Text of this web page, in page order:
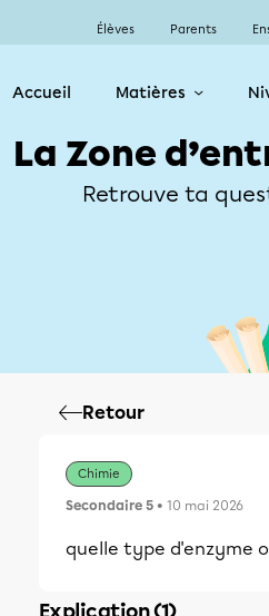
Élèves Parents
Accueil Matières
La Zone
Retrouve ta
Retour
Chimie
Secondaire 5 • 10 mai 2026
quelle type d'enzyme